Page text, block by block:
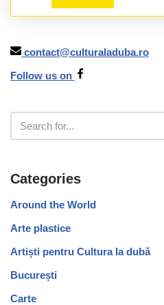
contact@culturaladuba.ro
Follow us on
Categories
Around the World
Arte plastice
Artiști pentru Cultura la dubă
București
Carte